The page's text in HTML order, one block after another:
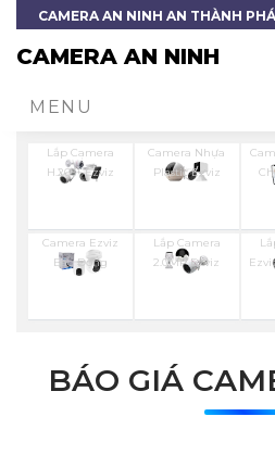
CAMERA AN NINH AN THÀNH
CAMERA AN NINH
MENU
Lắp Camera
H.265+ Ezviz
Camera Nhựa
Plastic Ezviz
Camera Ezviz
Báo Động
Lắp Camera
2.0MP Ezviz
BÁO GIÁ